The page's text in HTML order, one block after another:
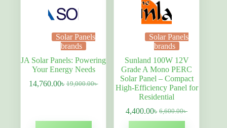
Solar Panels
brands
JA Solar Panels: Powering
Your Energy Needs
19,000.00৳
Original
14,760.00৳বর্তমান
Solar Panels
brands
Sunland 100W 12V
Grade A Mono PERC
Solar Panel – Compact
High-Efficiency Panel for
Residential
6,600.00৳
Original
4,400.00৳বর্তমান